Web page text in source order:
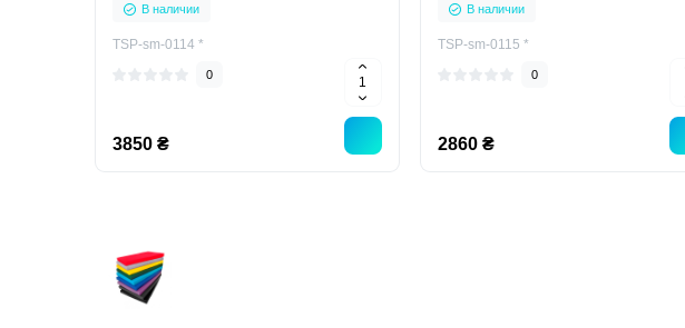
В наличии
TSP-sm-0114 *
0
3850 ₴
В наличии
TSP-sm-0115 *
0
2860 ₴